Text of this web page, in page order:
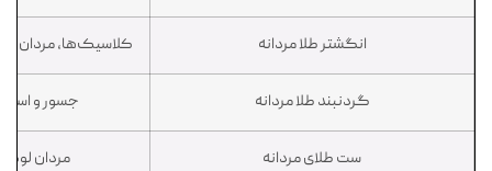
انگشتر طلا مردانه کلاسیک‌ها، مردان
گردنبند طلا مردانه جسور و
ست طلای مردانه مردان